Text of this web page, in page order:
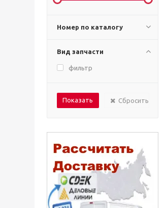
Номер по каталогу
Вид запчасти
фильтр
Сбросить